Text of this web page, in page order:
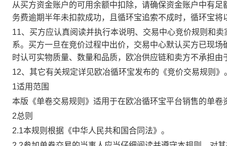
从买方资金账户的可用余额中扣除，请确保资金账户中有
务费逾期半年未扣款成功，且循环宝追索不成时，循环宝将
11、买方应认真阅读并执行本说明、交易中心竞价规则和
系。买方一旦在竞价过程中出价，交易中心默认买方已现
时认可实物质量、数量和品质，欧冶供应链和卖方不承担由
12、其它有关规定详见欧冶循环宝发布的《竞价交易规则》
1适用范围
本版《单卷交易规则》适用于在欧冶循环宝平台销售的单卷
2总则
2.1本规则根据《中华人民共和国合同法》。